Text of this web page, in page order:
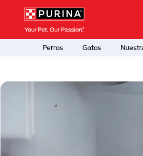
Pasar al contenido principal
Menú Secundario Purina
Menú Principal Purina
Perros Gatos